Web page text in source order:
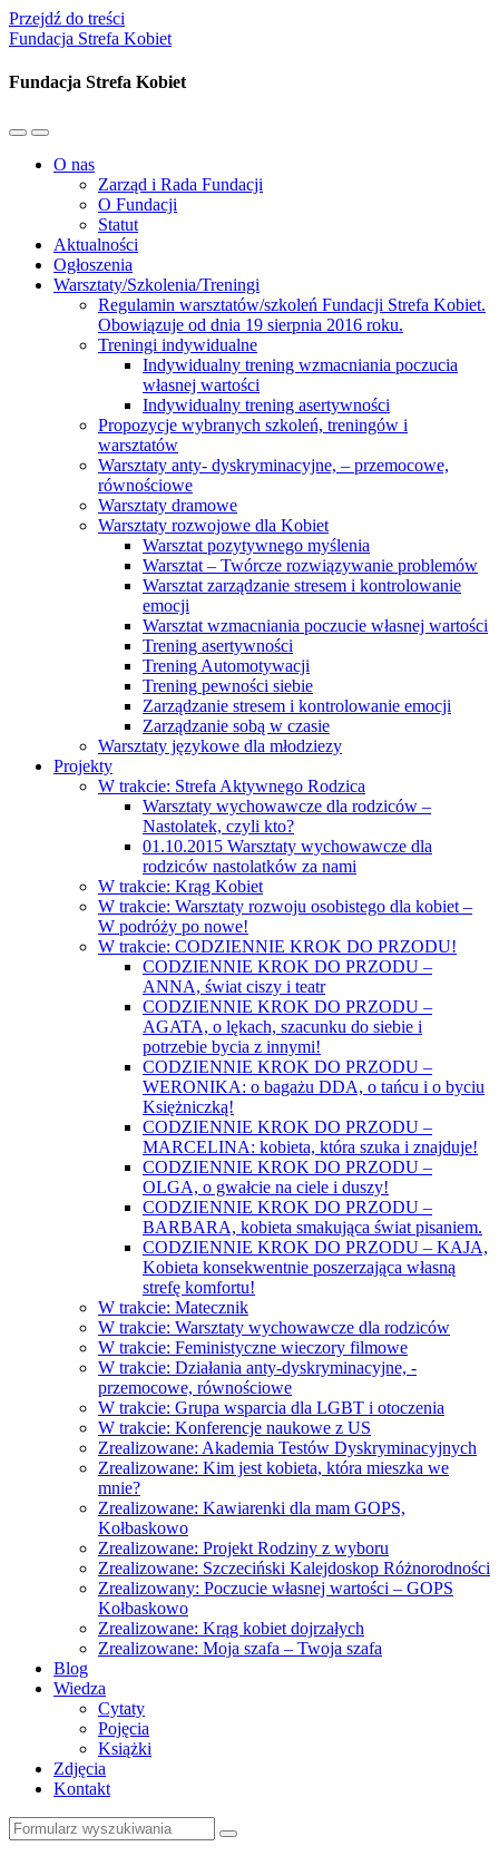
Przejdź do treści
Fundacja Strefa Kobiet
Fundacja Strefa Kobiet
Przełącz
mobilne
Przełącz
pole
wyszukiwania
O nas
Zarząd i Rada Fundacji
O Fundacji
Statut
Aktualności
Ogłoszenia
Warsztaty/Szkolenia/Treningi
Regulamin warsztatów/szkoleń Fundacji Strefa Kobiet.
Obowiązuje od dnia 19 sierpnia 2016 roku.
Treningi indywidualne
Indywidualny trening wzmacniania poczucia
własnej wartości
Indywidualny trening asertywności
Propozycje wybranych szkoleń, treningów i
warsztatów
Warsztaty anty- dyskryminacyjne, – przemocowe,
równościowe
Warsztaty dramowe
Warsztaty rozwojowe dla Kobiet
Warsztat pozytywnego myślenia
Warsztat – Twórcze rozwiązywanie problemów
Warsztat zarządzanie stresem i kontrolowanie
emocji
Warsztat wzmacniania poczucie własnej wartości
Trening asertywności
Trening Automotywacji
Trening pewności siebie
Zarządzanie stresem i kontrolowanie emocji
Zarządzanie sobą w czasie
Warsztaty językowe dla młodziezy
Projekty
W trakcie: Strefa Aktywnego Rodzica
Warsztaty wychowawcze dla rodziców –
Nastolatek, czyli kto?
01.10.2015 Warsztaty wychowawcze dla
rodziców nastolatków za nami
W trakcie: Krąg Kobiet
W trakcie: Warsztaty rozwoju osobistego dla kobiet –
W podróży po nowe!
W trakcie: CODZIENNIE KROK DO PRZODU!
CODZIENNIE KROK DO PRZODU –
ANNA, świat ciszy i teatr
CODZIENNIE KROK DO PRZODU –
AGATA, o lękach, szacunku do siebie i
potrzebie bycia z innymi!
CODZIENNIE KROK DO PRZODU –
WERONIKA: o bagażu DDA, o tańcu i o byciu
Księżniczką!
CODZIENNIE KROK DO PRZODU –
MARCELINA: kobieta, która szuka i znajduje!
CODZIENNIE KROK DO PRZODU –
OLGA, o gwałcie na ciele i duszy!
CODZIENNIE KROK DO PRZODU –
BARBARA, kobieta smakująca świat pisaniem.
CODZIENNIE KROK DO PRZODU – KAJA,
Kobieta konsekwentnie poszerzająca własną
strefę komfortu!
W trakcie: Matecznik
W trakcie: Warsztaty wychowawcze dla rodziców
W trakcie: Feministyczne wieczory filmowe
W trakcie: Działania anty-dyskryminacyjne, -
przemocowe, równościowe
W trakcie: Grupa wsparcia dla LGBT i otoczenia
W trakcie: Konferencje naukowe z US
Zrealizowane: Akademia Testów Dyskryminacyjnych
Zrealizowane: Kim jest kobieta, która mieszka we
mnie?
Zrealizowane: Kawiarenki dla mam GOPS,
Kołbaskowo
Zrealizowane: Projekt Rodziny z wyboru
Zrealizowane: Szczeciński Kalejdoskop Różnorodności
Zrealizowany: Poczucie własnej wartości – GOPS
Kołbaskowo
Zrealizowane: Krąg kobiet dojrzałych
Zrealizowane: Moja szafa – Twoja szafa
Blog
Wiedza
Cytaty
Pojęcia
Książki
Zdjęcia
Kontakt
Szukaj